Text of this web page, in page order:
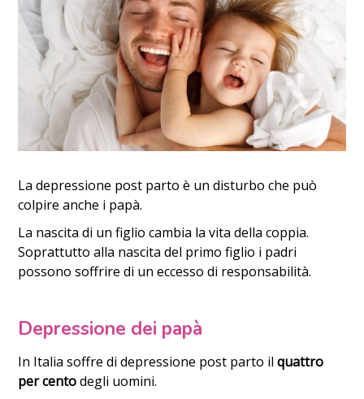
La depressione post parto è un disturbo che può
colpire anche i papà.
La nascita di un figlio cambia la vita della coppia.
Soprattutto alla nascita del primo figlio i padri
possono soffrire di un eccesso di responsabilità.
Depressione dei papà
In Italia soffre di depressione post parto ilquattro
per centodegli uomini.